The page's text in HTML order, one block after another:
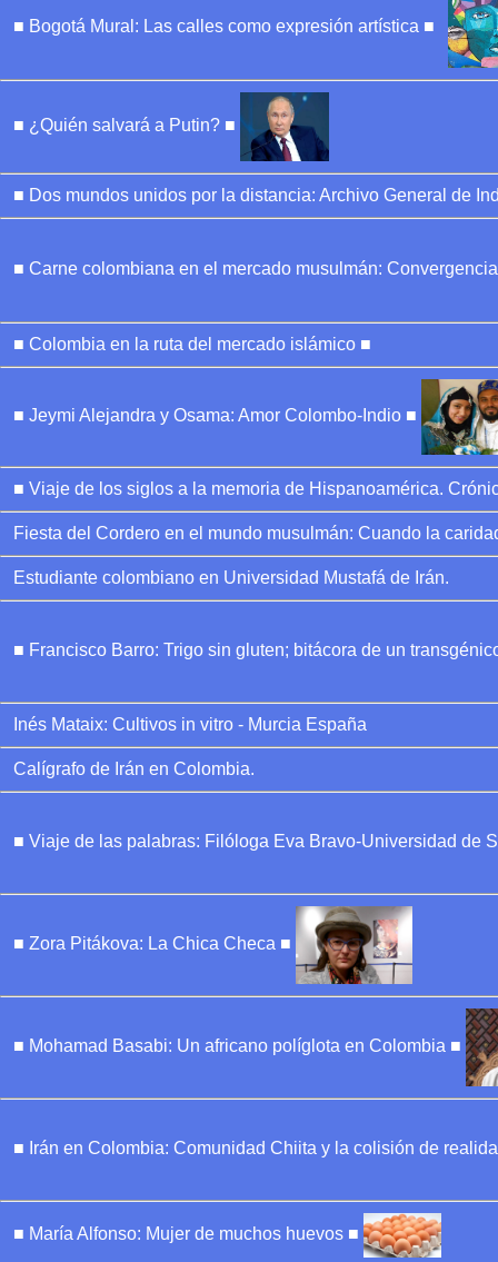
■ Bogotá Mural: Las calles como expresión artística ■
■ ¿Quién salvará a Putin? ■
■ Dos mundos unidos por la distancia: Archivo General de
■ Carne colombiana en el mercado musulmán:
■ Colombia en la ruta del mercado islámico ■
■ Jeymi Alejandra y Osama: Amor Colombo-Indio ■
■ Viaje de los siglos a la memoria de Hispanoamérica.
Fiesta del Cordero en el mundo musulmán: Cuando la
Estudiante colombiano en Universidad Mustafá de Irán.
■ Francisco Barro: Trigo sin gluten; bitácora de un
Inés Mataix: Cultivos in vitro - Murcia España
Calígrafo de Irán en Colombia.
■ Viaje de las palabras: Filóloga Eva Bravo-Universidad de
■ Zora Pitákova: La Chica Checa ■
■ Mohamad Basabi: Un africano políglota en Colombia ■
■ Irán en Colombia: Comunidad Chiita y la colisión de
■ María Alfonso: Mujer de muchos huevos ■